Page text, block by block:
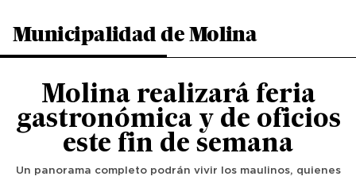
Municipalidad de Molina
Molina realizará feria
gastronómica y de oficios
este fin de semana
Un panorama completo podrán vivir los maulinos, quienes